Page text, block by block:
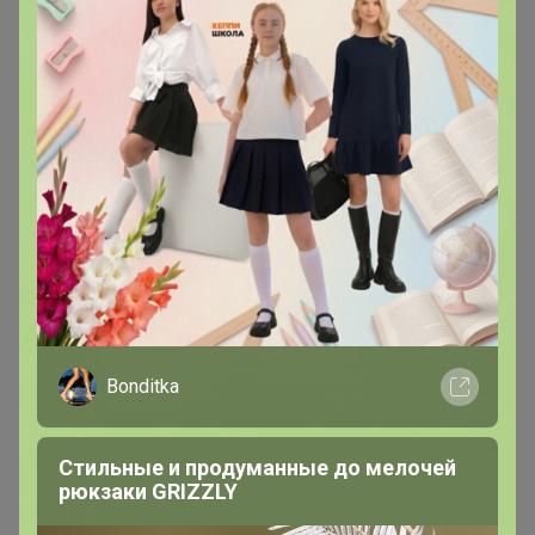
Молибден (натрия молибдат) 25 мкг (36% 2)
Хром (хрома пиколинат)
100 мкг (200% 2,
Марганец (марганца
аминокислотный хелат)
660 мкг (33% 2)
Ликопин 167 мкг (3,4% 2)
Лютеин 167 мкг (3,4% 2)
Липоевая кислота 10 мг (33% 2)
Коэнзим Q10 10 мг (33% 2)
Холин (холина битартрат)
Bonditka
Стильные и продуманные до мелочей
рюкзаки GRIZZLY